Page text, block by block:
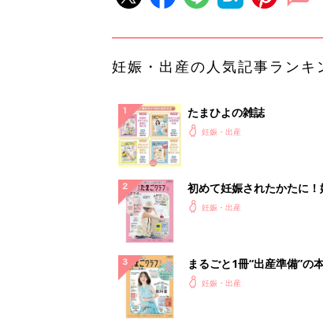
妊娠・出産の人気記事ランキ
たまひよの雑誌
妊娠・出産
初めて妊娠されたかたに！
ったら最初に読む本『初め
妊娠・出産
まるごと1冊“出産準備”の
クラブ 夏号』〈スペシャル
妊娠・出産